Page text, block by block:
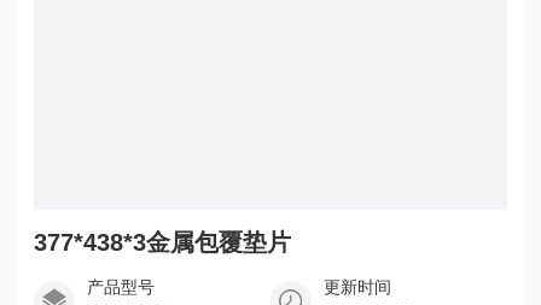
377*438*3金属包覆垫片
产品型号
更新时间